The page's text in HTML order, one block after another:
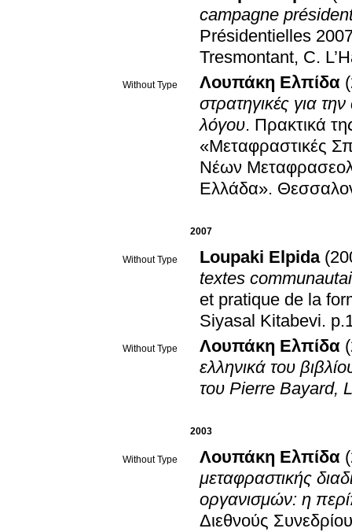
campagne
Présidentielles
Tresmontant, C.
Without Type Λουπάκη Ελπίδα
στρατηγικές για
λόγου. Πρακτικά
«Μεταφραστικές
Νέων
Ελλάδα».
2007
Without Type Loupaki Elpida
textes
et pratique de la
Siyasal Kitabevi.
Without Type Λουπάκη Ελπίδα
ελληνικά του
του Pierre Bayard,
2003
Without Type Λουπάκη Ελπίδα
μεταφραστικής
οργανισμών: η
Διεθνούς